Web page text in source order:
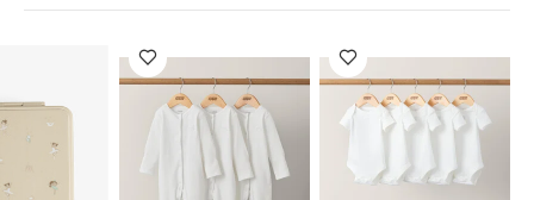
مواصفات المنتج:
الضمان:6 أشهر الأبعاد:22 × 19 × 7 سم الوزن:
كغم
تعليمات السلامة وتحذيرات:LFGB معتمد من SGS
قد يعجبك أيضاً:
طقم ألبسة قطعة واحدة بأكمام قصيرة قماش
عضوي بلون أبيض - 5 قطع
طقم بيجاما قطعة واحدة عضوية بلون أبيض
حقيبة غداء عازلة